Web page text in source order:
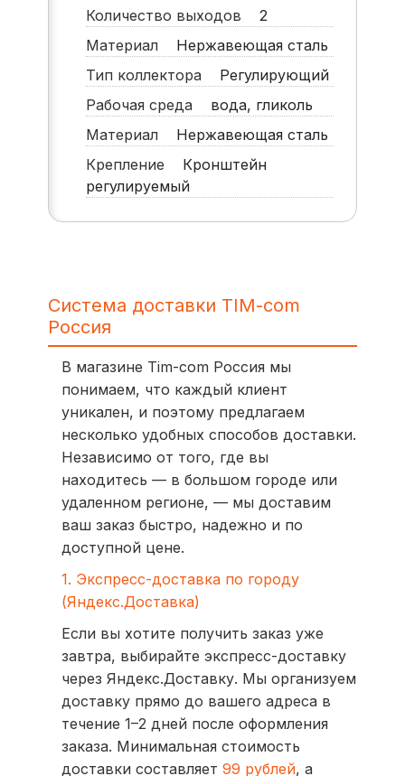
Количество выходов
2
Материал
Нержавеющая сталь
Тип коллектора
Регулирующий
Рабочая среда
вода, гликоль
Материал
Нержавеющая сталь
Крепление
Кронштейн
регулируемый
Система доставки TIM-com
Россия
В магазине Tim-com Россия мы
понимаем, что каждый клиент
уникален, и поэтому предлагаем
несколько удобных способов доставки.
Независимо от того, где вы
находитесь — в большом городе или
удаленном регионе, — мы доставим
ваш заказ быстро, надежно и по
доступной цене.
1. Экспресс-доставка по городу
(Яндекс.Доставка)
Если вы хотите получить заказ уже
завтра, выбирайте экспресс-доставку
через Яндекс.Доставку. Мы организуем
доставку прямо до вашего адреса в
течение 1–2 дней после оформления
заказа. Минимальная стоимость
доставки составляет 99 рублей, а